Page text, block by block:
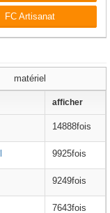
FC Artisanat
matériel
afficher
14888fois
9925fois
9249fois
7643fois